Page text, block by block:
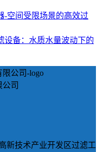
-空间受限场景的高效过
设备：水质水量波动下的
司
新技术产业开发区过滤工